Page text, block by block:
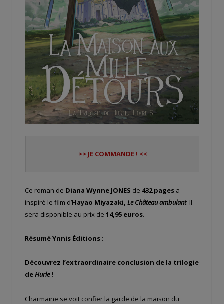
>> JE COMMANDE ! <<
Ce roman de Diana Wynne JONES de 432 pages a
inspiré le film d’Hayao Miyazaki, Le Château ambulant. Il
sera disponible au prix de 14,95 euros.
Résumé Ynnis Éditions :
Découvrez l’extraordinaire conclusion de la trilogie
deHurle!
Charmaine se voit confier la garde de la maison du